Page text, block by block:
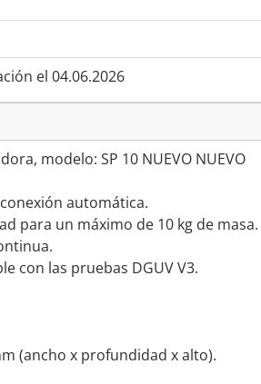
el 04.06.2026
modelo: SP 10 NUEVO NUEVO
automática.
para un máximo de 10 kg de masa.
con las pruebas DGUV V3.
(ancho x profundidad x alto).